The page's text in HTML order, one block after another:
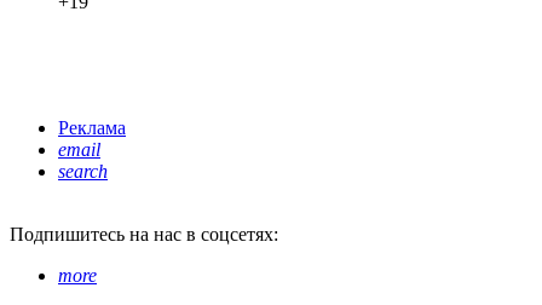
Реклама
email
search
Подпишитесь на нас в соцсетях:
more